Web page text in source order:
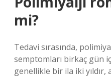
mi?
Tedavi sırasında,
semptomları birkaç gün
genellikle bir ila iki yıldır,